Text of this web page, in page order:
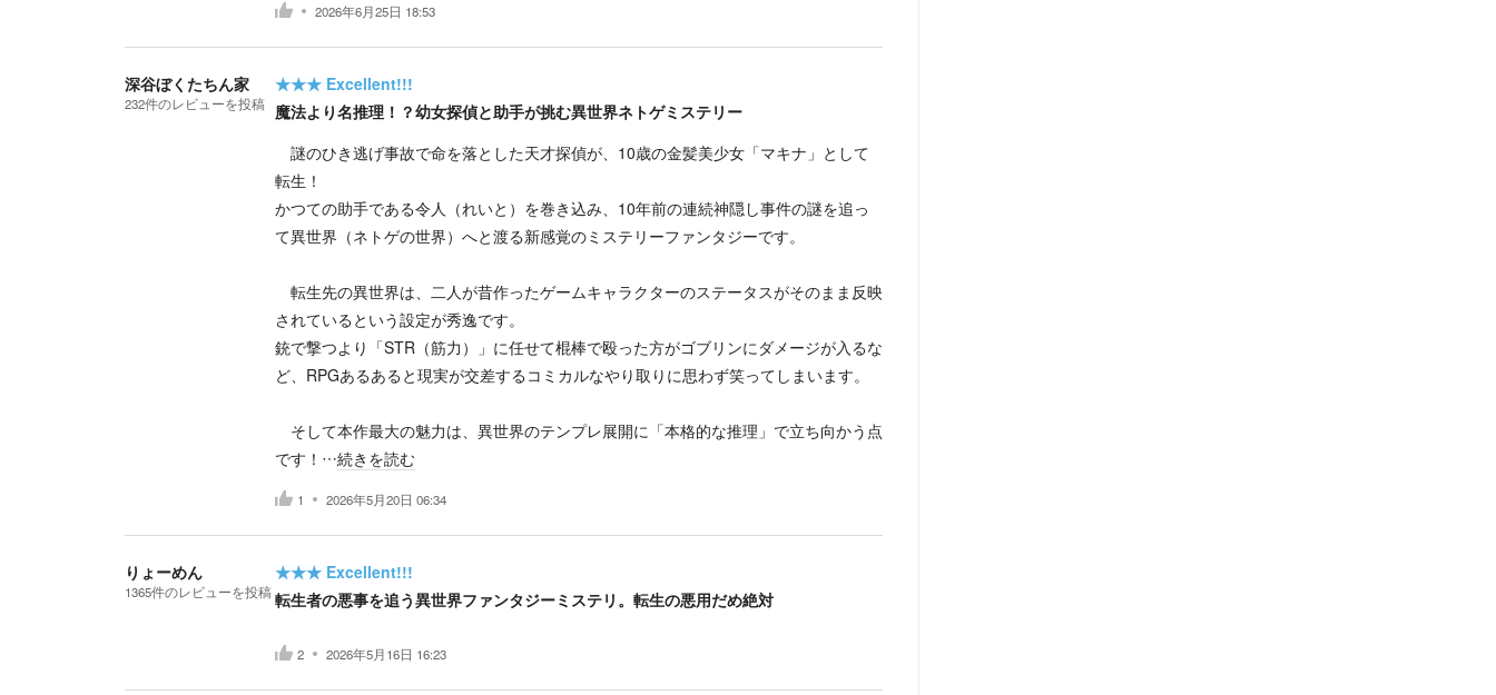
2026年6月25日 18:53
深谷ぼくたちん家
232件のレビューを投稿
★★★ Excellent!!!
魔法より名推理！？幼女探偵と助手が挑む異世界ネトゲミステリー
謎のひき逃げ事故で命を落とした天才探偵が、10歳の金髪美少女「マキナ」として
転生！
かつての助手である令人（れいと）を巻き込み、10年前の連続神隠し事件の謎を追っ
て異世界（ネトゲの世界）へと渡る新感覚のミステリーファンタジーです。
転生先の異世界は、二人が昔作ったゲームキャラクターのステータスがそのまま反映
されているという設定が秀逸です。
銃で撃つより「STR（筋力）」に任せて棍棒で殴った方がゴブリンにダメージが入るな
ど、RPGあるあると現実が交差するコミカルなやり取りに思わず笑ってしまいます。
そして本作最大の魅力は、異世界のテンプレ展開に「本格的な推理」で立ち向かう点
です！…続きを読む
1 2026年5月20日 06:34
りょーめん
1365件のレビューを投稿
★★★ Excellent!!!
転生者の悪事を追う異世界ファンタジーミステリ。転生の悪用だめ絶対
2 2026年5月16日 16:23